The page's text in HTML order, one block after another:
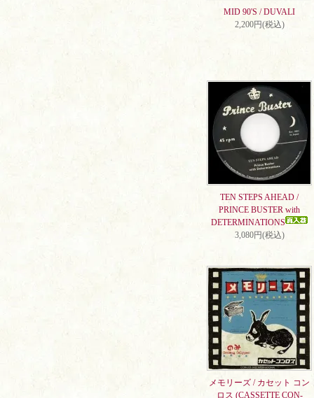
MID 90'S / DUVALI
2,200円(税込)
TEN STEPS AHEAD /
PRINCE BUSTER with
DETERMINATIONS
3,080円(税込)
メモリーズ / カセット コン
ロス (CASSETTE CON-